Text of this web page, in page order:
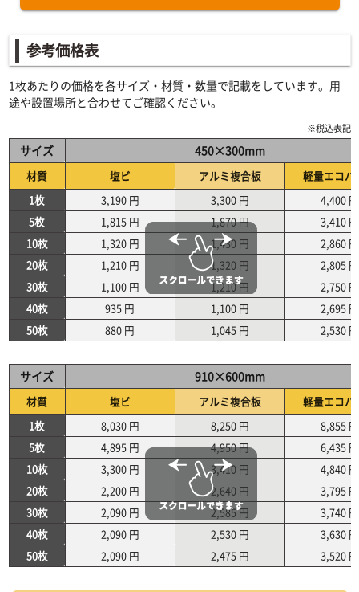
参考価格表
1枚あたりの価格を各サイズ・材質・数量で記載をしています。用
途や設置場所と合わせてご確認ください。
※税込表記
サイズ 450×300mm
材質 塩ビ アルミ複合板
軽量エコパ
1枚
3,190 円 3,300 円
4,400 円
5枚
1,815 円 1,870 円
3,410 円
10枚
1,320 円 1,430 円
2,860 円
20枚
1,210 円 1,320 円
2,805 円
30枚
1,100 円 1,210 円
2,750 円
40枚
935 円 1,100 円
2,695 円
50枚
880 円 1,045 円 2,530 円
サイズ 910×600mm
材質 塩ビ アルミ複合板
軽量エコパ
1枚
8,030 円 8,250 円
8,855 円
5枚
4,895 円 4,950 円
6,435 円
10枚
3,300 円 3,410 円
4,840 円
20枚
2,200 円 2,640 円
3,795 円
30枚
2,090 円 2,585 円
3,740 円
40枚
2,090 円 2,530 円
3,630 円
50枚
2,090 円 2,475 円 3,520 円